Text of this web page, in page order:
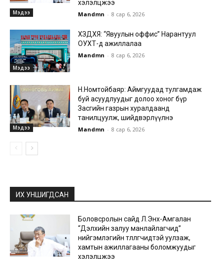
Мэдээ
хэлэлцжээ
Mandmn - 8 сар 6, 2026
Мэдээ
ХЗДХЯ: “Явуулын оффис” Нарантуул
ОУХТ-д ажиллалаа
Mandmn - 8 сар 6, 2026
Мэдээ
Н.Номтойбаяр: Аймгуудад тулгамдаж
буй асуудлуудыг долоо хоног бүр
Засгийн газрын хуралдаанд
танилцуулж, шийдвэрлүүлнэ
Mandmn - 8 сар 6, 2026
ИХ УНШИГДСАН
Боловсролын сайд Л.Энх-Амгалан
“Дэлхийн залуу манлайлагчид”
нийгэмлэгийн төлөөлөгчидтэй уулзаж,
хамтын ажиллагааны боломжуудыг
хэлэлцжээ